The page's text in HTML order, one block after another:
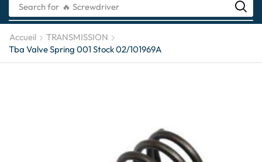
Search for 🔥 li-ion batteries
Accueil
TRANSMISSION
Tba Valve Spring 001 Stock 02/101969A